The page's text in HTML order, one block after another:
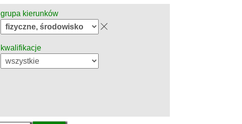
grupa kierunków
kwalifikacje